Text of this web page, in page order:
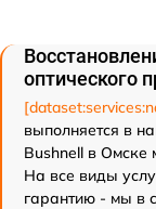
оптического
выполняется в
Bushnell в Омске
На все виды
гарантию - мы в